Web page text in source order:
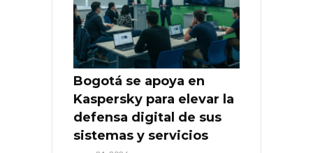
Bogotá se apoya en
Kaspersky para elevar la
defensa digital de sus
sistemas y servicios